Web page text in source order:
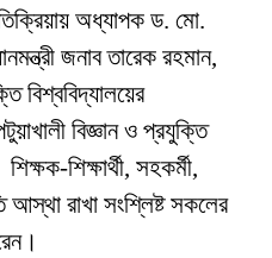
অধ্যাপক ড. মো.
জনাব তারেক রহমান,
বিশ্ববিদ্যালয়ের
বিজ্ঞান ও প্রযুক্তি
শিক্ষার্থী, সহকর্মী,
আস্থা রাখা সংশ্লিষ্ট সকলের